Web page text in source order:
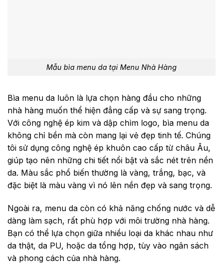
Mẫu bìa menu da tại Menu Nhà Hàng
Bìa menu da luôn là lựa chọn hàng đầu cho những
nhà hàng muốn thể hiện đẳng cấp và sự sang trọng.
Với công nghệ ép kim và dập chìm logo, bìa menu da
không chỉ bền mà còn mang lại vẻ đẹp tinh tế. Chúng
tôi sử dụng công nghệ ép khuôn cao cấp từ châu Âu,
giúp tạo nên những chi tiết nổi bật và sắc nét trên nền
da. Màu sắc phổ biến thường là vàng, trắng, bạc, và
đặc biệt là màu vàng vì nó lên nền đẹp và sang trọng.
Ngoài ra, menu da còn có khả năng chống nước và dễ
dàng làm sạch, rất phù hợp với môi trường nhà hàng.
Bạn có thể lựa chọn giữa nhiều loại da khác nhau như
da thật, da PU, hoặc da tổng hợp, tùy vào ngân sách
và phong cách của nhà hàng.